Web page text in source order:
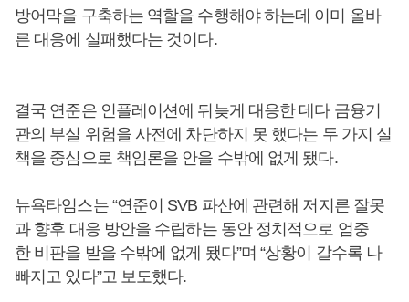
방어막을 구축하는 역할을 수행해야 하는데 이미 올바
른 대응에 실패했다는 것이다.
결국 연준은 인플레이션에 뒤늦게 대응한 데다 금융기
관의 부실 위험을 사전에 차단하지 못 했다는 두 가지 실
책을 중심으로 책임론을 안을 수밖에 없게 됐다.
뉴욕타임스는 “연준이 SVB 파산에 관련해 저지른 잘못
과 향후 대응 방안을 수립하는 동안 정치적으로 엄중
한 비판을 받을 수밖에 없게 됐다”며 “상황이 갈수록 나
빠지고 있다”고 보도했다.